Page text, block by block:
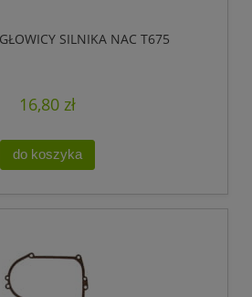
SILNIKA NAC T675
16,80 zł
do koszyka